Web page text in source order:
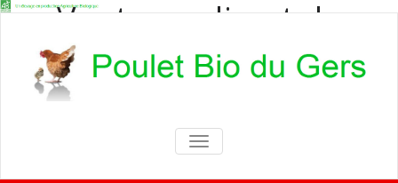
Vente en direct de
poulets bio
Vente en direct de poulets bio aux
particuliers et professionnels
TOGGLE
NAVIGATION